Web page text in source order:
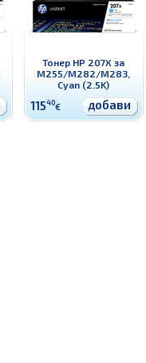
Тонер HP 207X за
M255/M282/M283,
Cyan (2.5K)
11540€ добави